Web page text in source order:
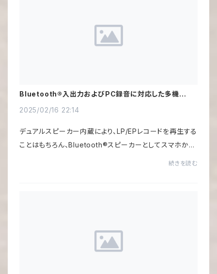
Bluetooth®入出力およびPC録音に対応した多機能レ
2025/02/16 22:14
デュアルスピーカー内蔵により、LP/EPレコードを再生する
ことはもちろん、Bluetooth®スピーカーとしてスマホから
続きを読む